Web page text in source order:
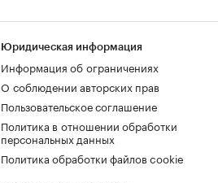
Юридическая информация
Информация об ограничениях
О соблюдении авторских прав
Пользовательское соглашение
Политика в отношении обработки
персональных данных
Политика обработки файлов cookie